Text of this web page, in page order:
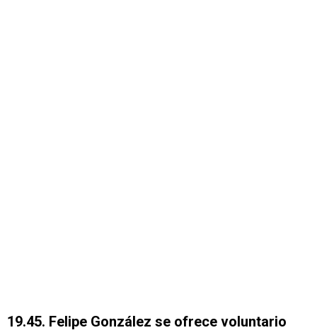
19.45. Felipe González se ofrece voluntario